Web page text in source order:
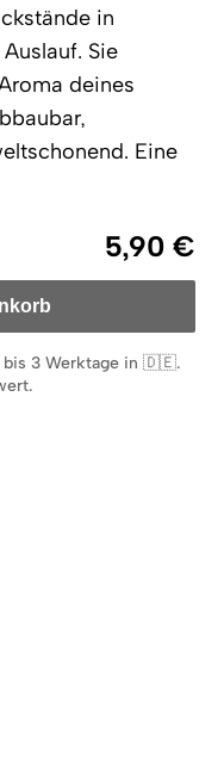
in
Sie
deines
Eine
5,90 €
bis 3 Werktage in 🇩🇪.